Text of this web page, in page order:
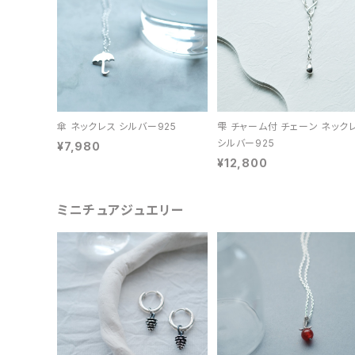
傘 ネックレス シルバー925
¥7,980
雫 チャーム付 チェーン ネック
シルバー925
¥12,800
ミニチュアジュエリー